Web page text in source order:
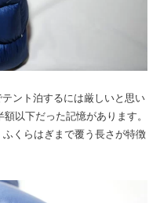
ント泊するには厳しいと思い
以下だった記憶があります。
くらはぎまで覆う長さが特徴